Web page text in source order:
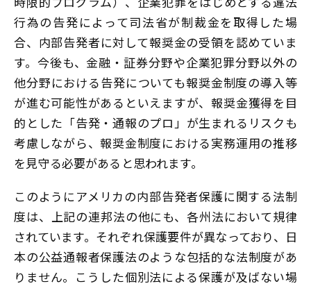
行為の告発によって司法省が制裁金を取得した場
合、内部告発者に対して報奨金の受領を認めていま
す。今後も、金融・証券分野や企業犯罪分野以外の
他分野における告発についても報奨金制度の導入等
が進む可能性があるといえますが、報奨金獲得を目
的とした「告発・通報のプロ」が生まれるリスクも
考慮しながら、報奨金制度における実務運用の推移
を見守る必要があると思われます。
このようにアメリカの内部告発者保護に関する法制
度は、上記の連邦法の他にも、各州法において規律
されています。それぞれ保護要件が異なっており、日
本の公益通報者保護法のような包括的な法制度があ
りません。こうした個別法による保護が及ばない場